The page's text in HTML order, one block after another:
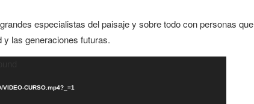
especialistas del paisaje y sobre todo con personas que
las generaciones futuras.
CURSO.mp4?_=1